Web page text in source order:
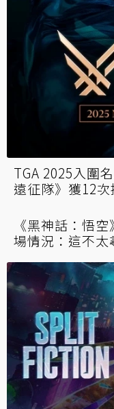
實況主Shroud
開》入圍
TGA 2025入圍
遠征隊》獲12